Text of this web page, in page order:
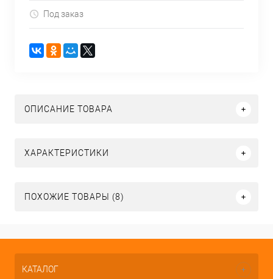
Под заказ
ОПИСАНИЕ ТОВАРА
ХАРАКТЕРИСТИКИ
ПОХОЖИЕ ТОВАРЫ (8)
КАТАЛОГ